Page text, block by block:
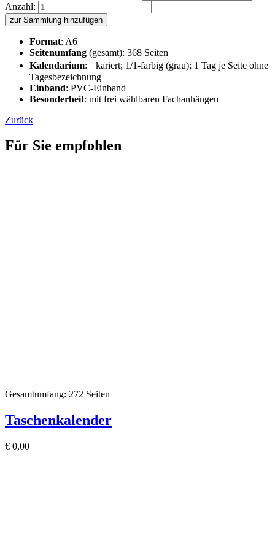
Anzahl:
zur Sammlung hinzufügen
Format: A6
Seitenumfang (gesamt): 368 Seiten
Kalendarium: kariert; 1/1-farbig (grau); 1 Tag je Seite ohne
Tagesbezeichnung
Einband: PVC-Einband
Besonderheit: mit frei wählbaren Fachanhängen
Zurück
Für Sie empfohlen
Gesamtumfang: 272 Seiten
Taschenkalender
€ 0,00